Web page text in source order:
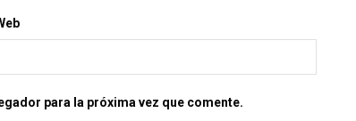
para la próxima vez que comente.